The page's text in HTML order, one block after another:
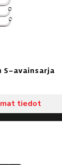
S-avainsarja
tiedot